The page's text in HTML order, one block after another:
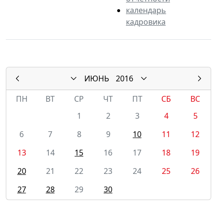
календарь
кадровика
ИЮНЬ
2016
ПН
ВТ СР ЧТ ПТ СБ
ВС
1
2 3 4
5
6
7 8 9 10 11
12
13
14 15 16 17 18
19
20
21 22 23 24 25
26
27
28 29 30